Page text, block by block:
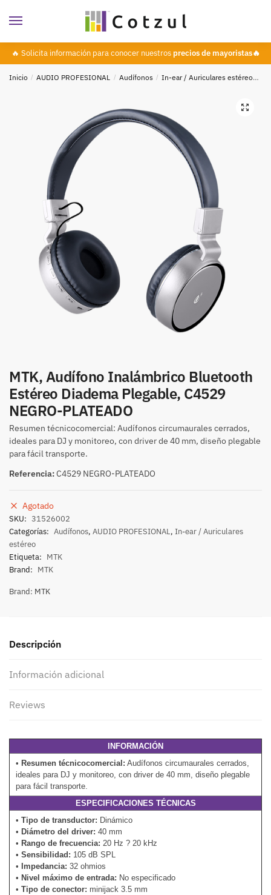
🔥 Solicita información para conocer nuestros precios de mayoristas🔥
Inicio / AUDIO PROFESIONAL / Audífonos / In-ear / Auriculares estéreo
🔍
MTK, Audífono Inalámbrico Bluetooth
Estéreo Diadema Plegable, C4529
NEGRO-PLATEADO
Resumen técnicocomercial: Audífonos circumaurales cerrados,
ideales para DJ y monitoreo, con driver de 40 mm, diseño plegable
para fácil transporte.
Referencia:C4529 NEGRO-PLATEADO
Agotado
SKU: 31526002
Categorías: Audífonos, AUDIO PROFESIONAL, In-ear / Auriculares
estéreo
Etiqueta: MTK
Brand: MTK
Brand: MTK
Descripción
Información adicional
Reviews
INFORMACIÓN
• Resumen técnicocomercial: Audífonos circumaurales cerrados,
ideales para DJ y monitoreo, con driver de 40 mm, diseño plegable
para fácil transporte.
ESPECIFICACIONES TÉCNICAS
• Tipo de transductor: Dinámico
• Diámetro del driver: 40 mm
• Rango de frecuencia: 20 Hz ? 20 kHz
• Sensibilidad: 105 dB SPL
•
Impedancia: 32 ohmios
• Nivel máximo de entrada: No especificado
• Tipo de conector: minijack 3.5 mm